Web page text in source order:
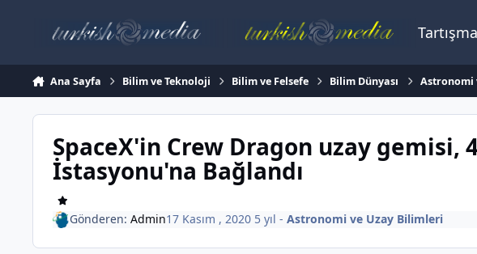
Ana Sayfa Bilim ve Teknoloji Bilim ve Felsefe Bilim Dünyası Astronomi
SpaceX'in Crew Dragon uzay gemisi,
İstasyonu'na Bağlandı
Gönderen: Admin17 Kasım , 2020 5 yıl - Astronomi ve Uzay Bilimleri